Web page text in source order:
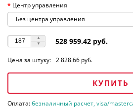
Центр управления
528 959.42 руб.
Цена за штуку: 2 828.66 руб.
КУПИТЬ
Оплата:безналичный расчет, visa/